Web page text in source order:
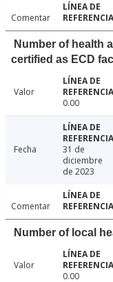
Comentar
Number of health
certified as ECD
Valor
0.00
Fecha
31 de
diciembre
de 2023
Comentar
Number of local
Valor
0.00